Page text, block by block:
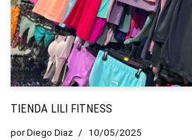
TIENDA LILI FITNESS
porDiego Diaz 10/05/2025